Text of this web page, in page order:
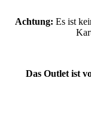
Achtung: Es ist
Das Outlet ist